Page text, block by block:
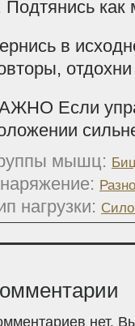
Подтянись
в
Если
мышц:
нагрузки:
нет.